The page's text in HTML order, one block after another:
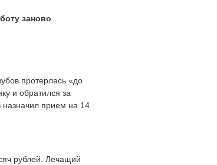
заново
протерлась «до
и обратился за
назначил прием на 14
рублей. Лечащий